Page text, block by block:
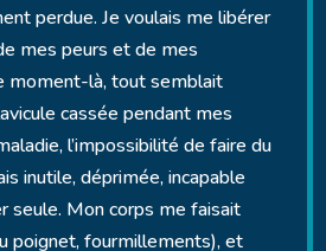
perdue. Je voulais me libérer
mes peurs et de mes
moment-là, tout semblait
cassée pendant mes
l’impossibilité de faire du
inutile, déprimée, incapable
seule. Mon corps me faisait
poignet, fourmillements), et